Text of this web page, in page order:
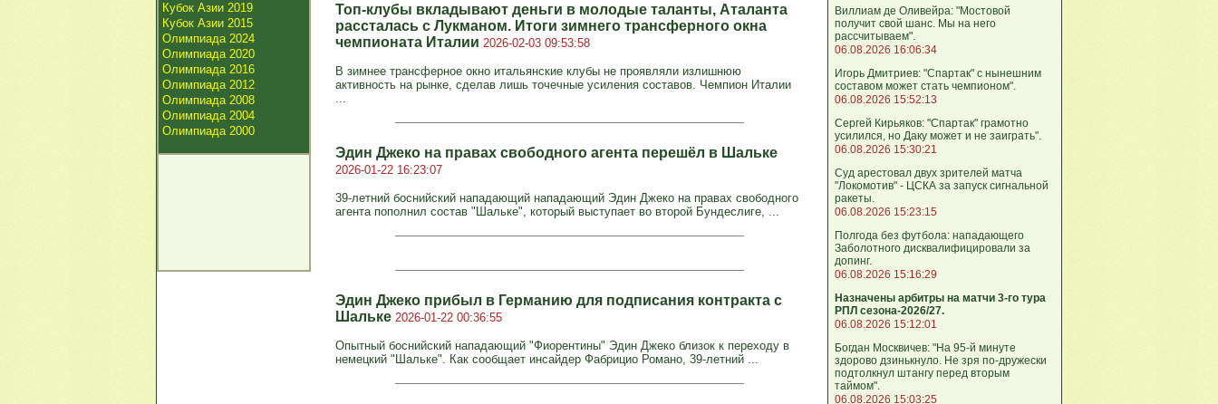
Кубок Азии 2019
Кубок Азии 2015
Олимпиада 2024
Олимпиада 2020
Олимпиада 2016
Олимпиада 2012
Олимпиада 2008
Олимпиада 2004
Олимпиада 2000
Топ-клубы вкладывают деньги в молодые таланты, Аталанта
рассталась с Лукманом. Итоги зимнего трансферного окна
чемпионата Италии 2026-02-03 09:53:58
В зимнее трансферное окно итальянские клубы не проявляли излишнюю
активность на рынке, сделав лишь точечные усиления составов. Чемпион Италии
...
Эдин Джеко на правах свободного агента перешёл в Шальке
2026-01-22 16:23:07
39-летний боснийский нападающий нападающий Эдин Джеко на правах свободного
агента пополнил состав "Шальке", который выступает во второй Бундеслиге, ...
Эдин Джеко прибыл в Германию для подписания контракта с
Шальке 2026-01-22 00:36:55
Опытный боснийский нападающий "Фиорентины" Эдин Джеко близок к переходу в
немецкий "Шальке". Как сообщает инсайдер Фабрицио Романо, 39-летний ...
Виллиам де Оливейра: "Мостовой
получит свой шанс. Мы на него
рассчитываем".
06.08.2026 16:06:34
Игорь Дмитриев: "Спартак" с нынешним
составом может стать чемпионом".
06.08.2026 15:52:13
Сергей Кирьяков: "Спартак" грамотно
усилился, но Даку может и не заиграть".
06.08.2026 15:30:21
Суд арестовал двух зрителей матча
"Локомотив" - ЦСКА за запуск сигнальной
ракеты.
06.08.2026 15:23:15
Полгода без футбола: нападающего
Заболотного дисквалифицировали за
допинг.
06.08.2026 15:16:29
Назначены арбитры на матчи 3-го тура
РПЛ сезона-2026/27.
06.08.2026 15:12:01
Богдан Москвичев: "На 95‑й минуте
здорово дзинькнуло. Не зря по‑дружески
подтолкнул штангу перед вторым
таймом".
06.08.2026 15:03:25